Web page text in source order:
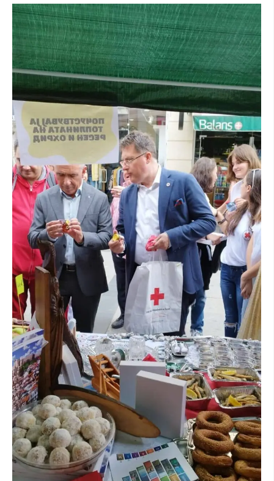
ЗНАЧЕЊЕ НА СЛУЖБАТА ЗА БАРАЊЕ
ФОРМУЛАРИ ЗА БАРАЊА
ЗДРАВСТВЕНО ПРЕВЕНТИВНА ДЕЈНОСТ
ПРВА ПОМОШ
КРВОДАРИТЕЛСТВО
ИНФОРМАЦИИ ЗА БОЛЕСТИ
МЕНАЏМЕНТ НА ВОЛОНТЕРИ
ЗА НАС
ДЕЈСТВУВАЊЕ
ПРИРАЧНИЦИ
СТРАТЕГИИ
ЕДУКАТИВНО ИНФОРМАТИВНИ МАТЕРИЈАЛИ
БРОШУРИ
ПРЕЗЕНТАЦИИ